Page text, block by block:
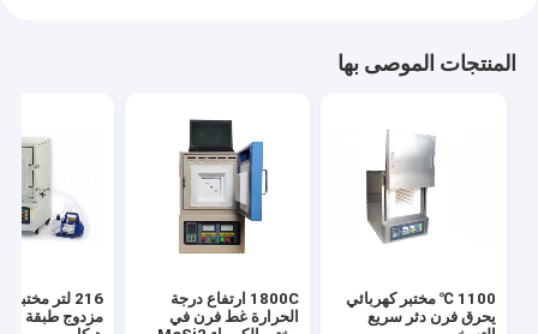
المنتجات الموصى بها
1100 ℃ مختبر كهربائي
يحرق فرن دثر سريع
1800C ارتفاع درجة
الحرارة غط فرن في
216 لتر
مزدوج طبقة